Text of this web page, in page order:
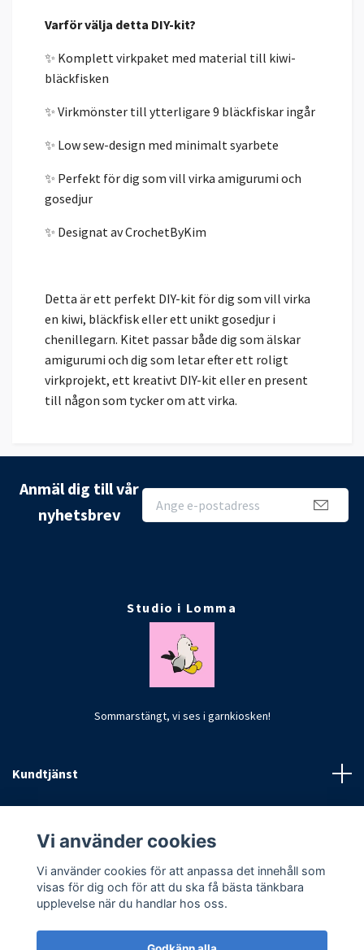
Varför välja detta DIY-kit?
✨ Komplett virkpaket med material till kiwi-
bläckfisken
✨ Virkmönster till ytterligare 9 bläckfiskar ingår
✨ Low sew-design med minimalt syarbete
✨ Perfekt för dig som vill virka amigurumi och
gosedjur
✨ Designat av CrochetByKim
Detta är ett perfekt DIY-kit för dig som vill virka
en kiwi, bläckfisk eller ett unikt gosedjur i
chenillegarn. Kitet passar både dig som älskar
amigurumi och dig som letar efter ett roligt
virkprojekt, ett kreativt DIY-kit eller en present
till någon som tycker om att virka.
Anmäl dig till vår
nyhetsbrev
Studio i Lomma
Sommarstängt, vi ses i garnkiosken!
Kundtjänst
Vi använder cookies
Vi använder cookies för att anpassa det innehåll som
visas för dig och för att du ska få bästa tänkbara
upplevelse när du handlar hos oss.